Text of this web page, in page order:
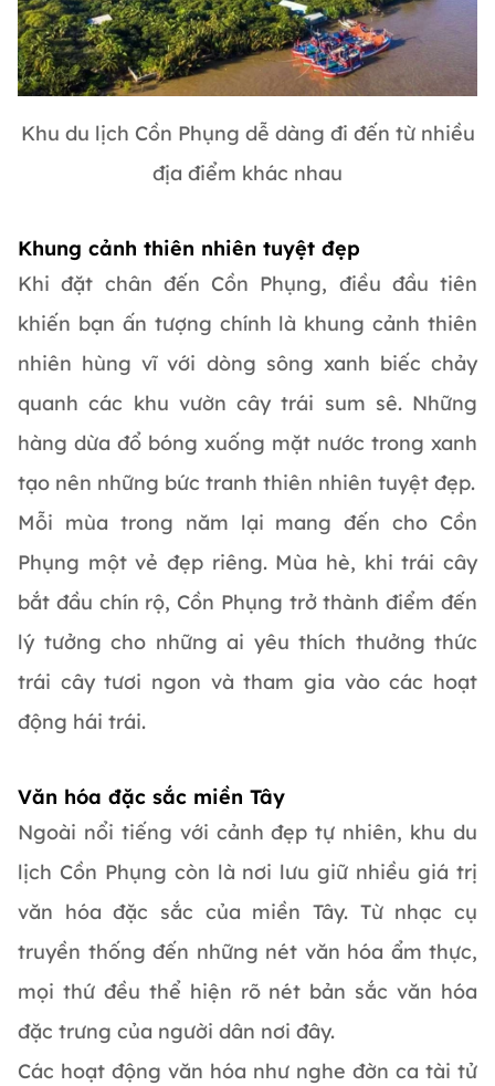
Khu du lịch Cồn Phụng dễ dàng đi đến từ nhiều
địa điểm khác nhau
Khung cảnh thiên nhiên tuyệt đẹp
Khi đặt chân đến Cồn Phụng, điều đầu tiên
khiến bạn ấn tượng chính là khung cảnh thiên
nhiên hùng vĩ với dòng sông xanh biếc chảy
quanh các khu vườn cây trái sum sê. Những
hàng dừa đổ bóng xuống mặt nước trong xanh
tạo nên những bức tranh thiên nhiên tuyệt đẹp.
Mỗi mùa trong năm lại mang đến cho Cồn
Phụng một vẻ đẹp riêng. Mùa hè, khi trái cây
bắt đầu chín rộ, Cồn Phụng trở thành điểm đến
lý tưởng cho những ai yêu thích thưởng thức
trái cây tươi ngon và tham gia vào các hoạt
động hái trái.
Văn hóa đặc sắc miền Tây
Ngoài nổi tiếng với cảnh đẹp tự nhiên, khu du
lịch Cồn Phụng còn là nơi lưu giữ nhiều giá trị
văn hóa đặc sắc của miền Tây. Từ nhạc cụ
truyền thống đến những nét văn hóa ẩm thực,
mọi thứ đều thể hiện rõ nét bản sắc văn hóa
đặc trưng của người dân nơi đây.
Các hoạt động văn hóa như nghe đờn ca tài tử